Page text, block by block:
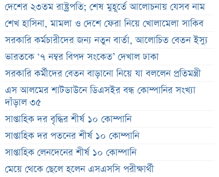
দেশের ২৩তম রাষ্ট্রপতি; শেষ মুহূর্তে আলোচনায় যেসব নাম
শেখ হাসিনা, মামলা ও দেশে ফেরা নিয়ে খোলামেলা সাকিব
সরকারি কর্মচারীদের জন্য নতুন বার্তা, আলোচিত বেতন ইস্যু
ভারতকে ‘৭ নম্বর বিপদ সংকেত’ দেখাল ঢাকা
সরকারি কর্মীদের বেতন বাড়ানো নিয়ে যা বললেন প্রতিমন্ত্রী
এস আলমের শাটডাউনে ডিএসইর বন্ধ কোম্পানির সংখ্যা
দাঁড়াল ৩৫
সাপ্তাহিক দর বৃদ্ধির শীর্ষ ১০ কোম্পানি
সাপ্তাহিক দর পতনের শীর্ষ ১০ কোম্পানি
সাপ্তাহিক লেনদেনের শীর্ষ ১০ কোম্পানি
মেয়ে থেকে ছেলে হলেন এসএসসি পরীক্ষার্থী